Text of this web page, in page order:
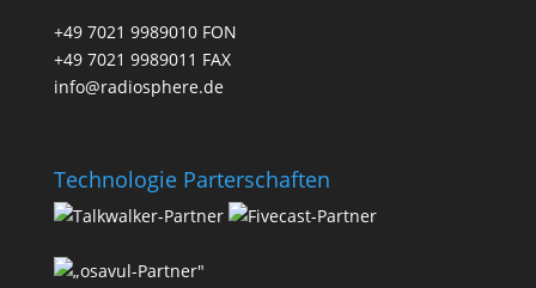
+49 7021 9989010 FON
+49 7021 9989011 FAX
info@radiosphere.de
Technologie Parterschaften